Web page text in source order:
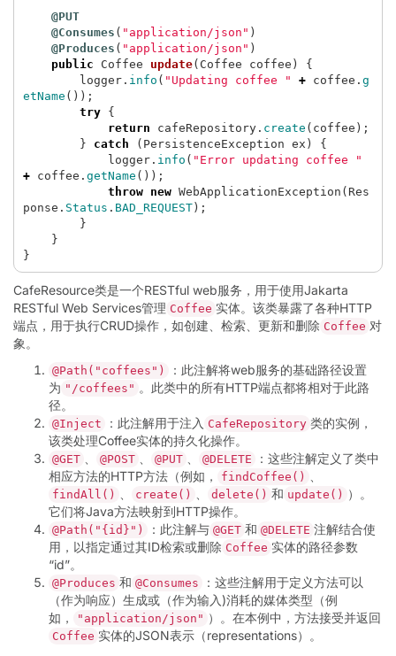
@PUT
@Consumes ( "application/json" )
@Produces ( "application/json" )
public
Coffee update( Coffee coffee )
{
logger. info ( "Updating coffee " + coffee . g
etName ());
try
{
return
cafeRepository. create ( coffee );
}
catch ( PersistenceException ex )
{
logger. info ( "Error updating coffee "
+
coffee . getName ());
throw
new WebApplicationException ( Res
ponse . Status . BAD_REQUEST);
}
}
}
CafeResource类是一个RESTful web服务，用于使用Jakarta
RESTful Web Services管理 Coffee 实体。该类暴露了各种HTTP
端点，用于执行CRUD操作，如创建、检索、更新和删除 Coffee 对
象。
@Path("coffees")
：此注解将web服务的基础路径设置
为 "/coffees" 。此类中的所有HTTP端点都将相对于此路
径。
@Inject ：此注解用于注入 CafeRepository 类的实例，
该类处理Coffee实体的持久化操作。
@GET @POST @PUT @DELETE
：这些注解定义了类中
相应方法的HTTP方法（例如，
findCoffee()
findAll() create() delete() 和 update() ）。
它们将Java方法映射到HTTP操作。
@Path("{id}") ：此注解与 @GET 和 @DELETE 注解结合使
用，以指定通过其ID检索或删除 Coffee 实体的路径参数
“id”。
@Produces 和 @Consumes
：这些注解用于定义方法可以
（作为响应）生成或（作为输入)消耗的媒体类型（例
如，
"application/json" ）。在本例中，方法接受并返回
Coffee 实体的JSON表示（representations）。